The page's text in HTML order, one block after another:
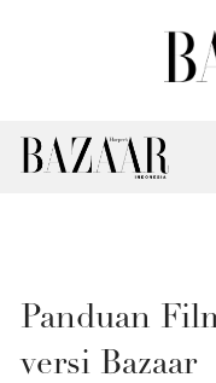
Panduan
versi Bazaar